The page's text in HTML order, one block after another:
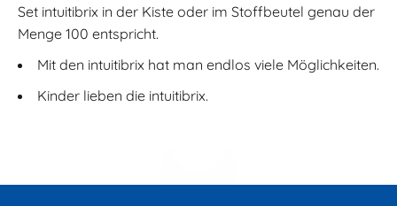
Set intuitibrix in der Kiste oder im Stoffbeutel genau der
Menge 100 entspricht.
Mit den intuitibrix hat man endlos viele Möglichkeiten.
Kinder lieben die intuitibrix.